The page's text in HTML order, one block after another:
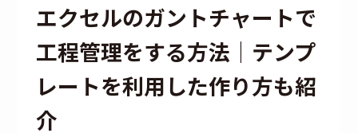
エクセルのガントチャートで
工程管理をする方法｜テンプ
レートを利用した作り方も紹
介